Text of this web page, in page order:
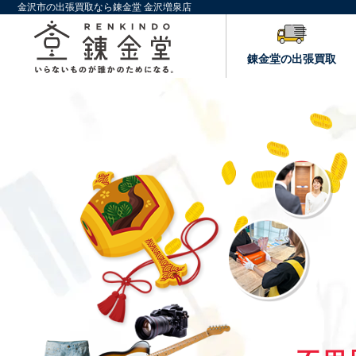
金沢市の出張買取なら錬金堂 金沢増泉店
錬金堂の出張買取